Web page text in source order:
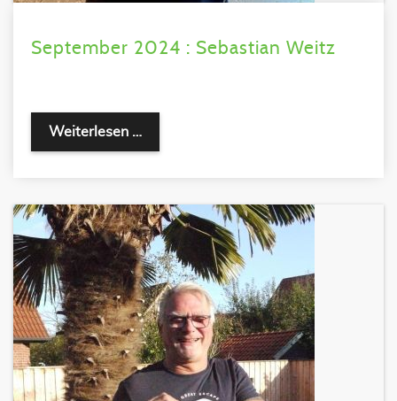
September 2024 : Sebastian Weitz
Weiterlesen …